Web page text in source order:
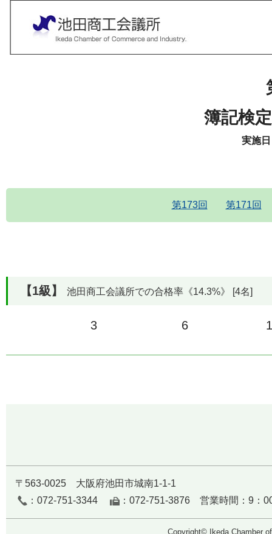
簿記検
実施
第173回 第171回
【1級】 池田商工会議所での合格率《14.3%》 [4名]
3 6
〒563-0025 大阪府池田市城南1-1-1
：072-751-3344
：072-751-3876 営業時間：9：
Copyright© Ikeda Chamber